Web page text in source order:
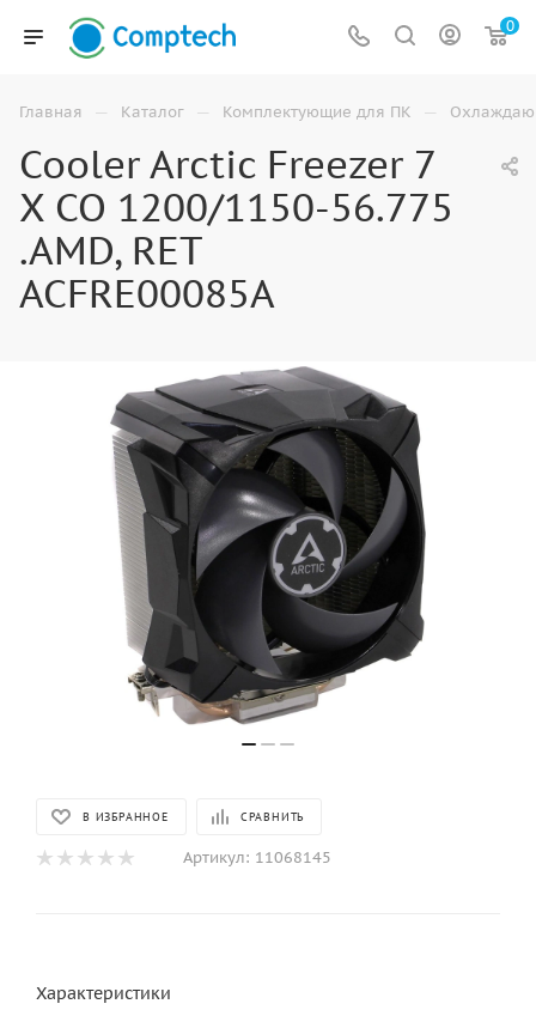
0
Главная — Каталог — Комплектующие для ПК —
Cooler Arctic Freezer 7
X CO 1200/1150-56.775
.AMD, RET
ACFRE00085A
В ИЗБРАННОЕ СРАВНИТЬ
Артикул: 11068145
Характеристики